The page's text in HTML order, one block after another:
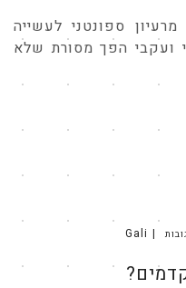
ספונטני לעשייה
ועקבי הפך מסורת שלא
מתקדמים?
Gali